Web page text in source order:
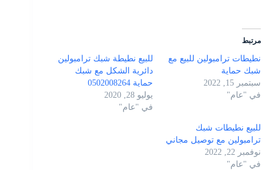
مرتبط
نطيطات ترامبولين للبيع مع
شبك حماية
سبتمبر 15, 2022
في "عام"
للبيع نطيطة شبك ترامبولين
دائرية الشكل مع شبك
حماية 0502008264
يوليو 28, 2020
في "عام"
للبيع نطيطات شبك
ترامبولين مع توصيل مجاني
نوفمبر 22, 2022
في "عام"